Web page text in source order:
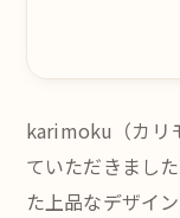
karimoku（カリ
ていただきまし
た上品なデザイ